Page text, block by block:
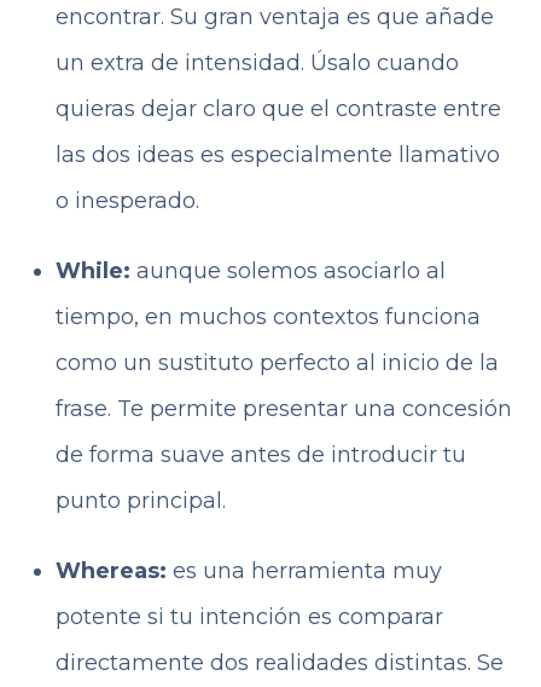
encontrar. Su gran ventaja es que añade
un extra de intensidad. Úsalo cuando
quieras dejar claro que el contraste entre
las dos ideas es especialmente llamativo
o inesperado.
While: aunque solemos asociarlo al
tiempo, en muchos contextos funciona
como un sustituto perfecto al inicio de la
frase. Te permite presentar una concesión
de forma suave antes de introducir tu
punto principal.
Whereas: es una herramienta muy
potente si tu intención es comparar
directamente dos realidades distintas. Se